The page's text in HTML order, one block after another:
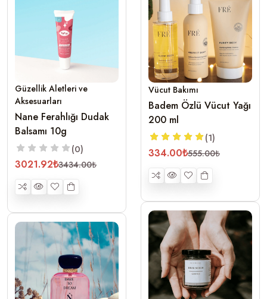
Güzellik Aletleri ve
Aksesuarları
Nane Ferahlığı Dudak
Balsamı 10g
(0)
3021.92₺3434.00₺
Vücut Bakımı
Badem Özlü Vücut Yağı
200 ml
(1)
334.00₺555.00₺